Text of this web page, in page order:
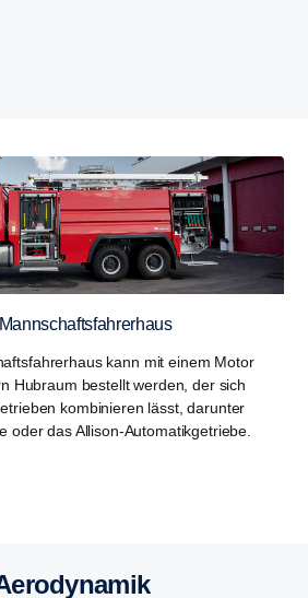
kann mit einem Motor
Hubraum bestellt werden, der sich
kombinieren lässt, darunter
oder das Allison-Automatikgetriebe.